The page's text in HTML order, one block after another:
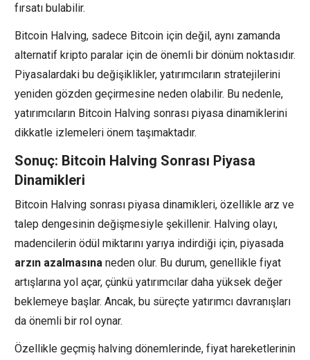
fırsatı bulabilir.
Bitcoin Halving, sadece Bitcoin için değil, aynı zamanda
alternatif kripto paralar için de önemli bir dönüm noktasıdır.
Piyasalardaki bu değişiklikler, yatırımcıların stratejilerini
yeniden gözden geçirmesine neden olabilir. Bu nedenle,
yatırımcıların Bitcoin Halving sonrası piyasa dinamiklerini
dikkatle izlemeleri önem taşımaktadır.
Sonuç: Bitcoin Halving Sonrası Piyasa
Dinamikleri
Bitcoin Halving sonrası piyasa dinamikleri, özellikle arz ve
talep dengesinin değişmesiyle şekillenir. Halving olayı,
madencilerin ödül miktarını yarıya indirdiği için, piyasada
arzın azalmasına neden olur. Bu durum, genellikle fiyat
artışlarına yol açar, çünkü yatırımcılar daha yüksek değer
beklemeye başlar. Ancak, bu süreçte yatırımcı davranışları
da önemli bir rol oynar.
Özellikle geçmiş halving dönemlerinde, fiyat hareketlerinin